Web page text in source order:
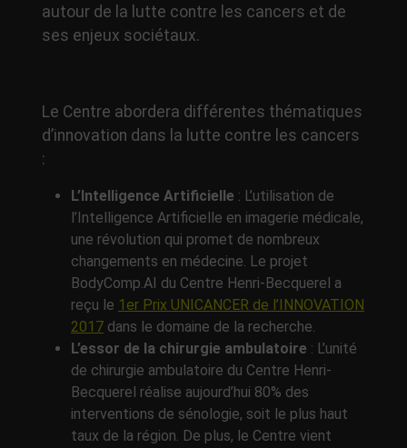
autour de la lutte contre les cancers et de
ses enjeux sociétaux.
Le Centre abordera différentes thématiques
d’innovation dans la lutte contre les cancers
:
L’Intelligence Artificielle : L’utilisation de
l’Intelligence Artificielle en imagerie médicale,
une révolution qui promet de nombreux
changements en médecine. Le projet
BodyComp.AI du Centre Henri-Becquerel a
reçu le 1er Prix UNICANCER de l’INNOVATION
2017dans le domaine de la recherche.
L’essor de la chirurgie ambulatoire : L’unité
de chirurgie ambulatoire du Centre Henri-
Becquerel réalise aujourd’hui 80% des
interventions de sénologie, soit le plus haut
taux de la région. De plus, le Centre vient